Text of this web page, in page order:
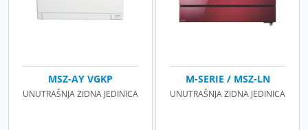
MSZ-AY VGKP
UNUTRAŠNJA ZIDNA JEDINICA
M-SERIE / MSZ-LN
UNUTRAŠNJA ZIDNA JEDINICA